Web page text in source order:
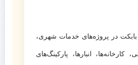
بابکت در پروژه‌های خدمات شهری،
انبارها، پارکینگ‌های